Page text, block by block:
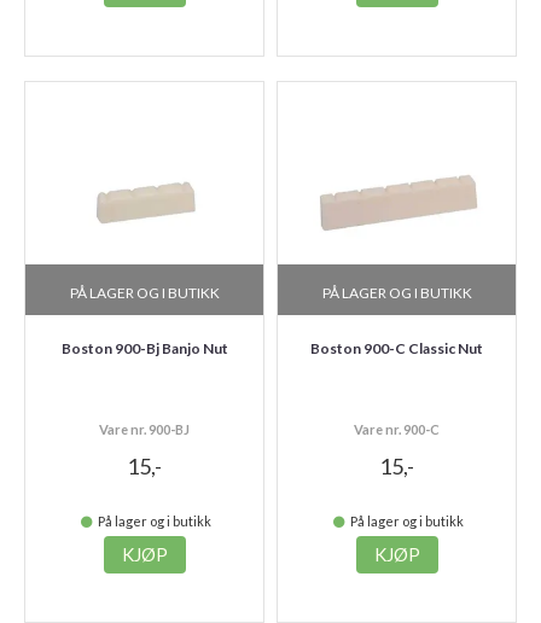
PÅ LAGER OG I BUTIKK
Boston 900-Bj Banjo Nut
Vare nr. 900-BJ
15,-
På lager og i butikk
KJØP
PÅ LAGER OG I BUTIKK
Boston 900-C Classic Nut
Vare nr. 900-C
15,-
På lager og i butikk
KJØP